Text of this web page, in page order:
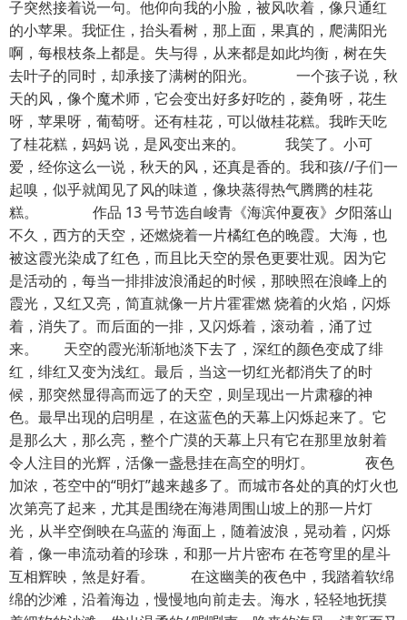
子突然接着说一句。他仰向我的小脸，被风吹着，像只通红
的小苹果。我怔住，抬头看树，那上面，果真的，爬满阳光
啊，每根枝条上都是。失与得，从来都是如此均衡，树在失
去叶子的同时，却承接了满树的阳光。 一个孩子说，秋
天的风，像个魔术师，它会变出好多好吃的，菱角呀，花生
呀，苹果呀，葡萄呀。还有桂花，可以做桂花糕。我昨天吃
了桂花糕，妈妈 说，是风变出来的。 我笑了。小可
爱，经你这么一说，秋天的风，还真是香的。我和孩//子们一
起嗅，似乎就闻见了风的味道，像块蒸得热气腾腾的桂花
糕。 作品 13 号节选自峻青《海滨仲夏夜》夕阳落山
不久，西方的天空，还燃烧着一片橘红色的晚霞。大海，也
被这霞光染成了红色，而且比天空的景色更要壮观。因为它
是活动的，每当一排排波浪涌起的时候，那映照在浪峰上的
霞光，又红又亮，简直就像一片片霍霍燃 烧着的火焰，闪烁
着，消失了。而后面的一排，又闪烁着，滚动着，涌了过
来。 天空的霞光渐渐地淡下去了，深红的颜色变成了绯
红，绯红又变为浅红。最后，当这一切红光都消失了的时
候，那突然显得高而远了的天空，则呈现出一片肃穆的神
色。最早出现的启明星，在这蓝色的天幕上闪烁起来了。它
是那么大，那么亮，整个广漠的天幕上只有它在那里放射着
令人注目的光辉，活像一盏悬挂在高空的明灯。 夜色
加浓，苍空中的“明灯”越来越多了。而城市各处的真的灯火也
次第亮了起来，尤其是围绕在海港周围山坡上的那一片灯
光，从半空倒映在乌蓝的 海面上，随着波浪，晃动着，闪烁
着，像一串流动着的珍珠，和那一片片密布 在苍穹里的星斗
互相辉映，煞是好看。 在这幽美的夜色中，我踏着软绵
绵的沙滩，沿着海边，慢慢地向前走去。海水，轻轻地抚摸